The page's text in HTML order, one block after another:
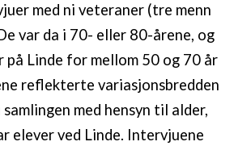
med ni veteraner (tre menn
var da i 70- eller 80-årene, og
Linde for mellom 50 og 70 år
reflekterte variasjonsbredden
med hensyn til alder,
elever ved Linde. Intervjuene